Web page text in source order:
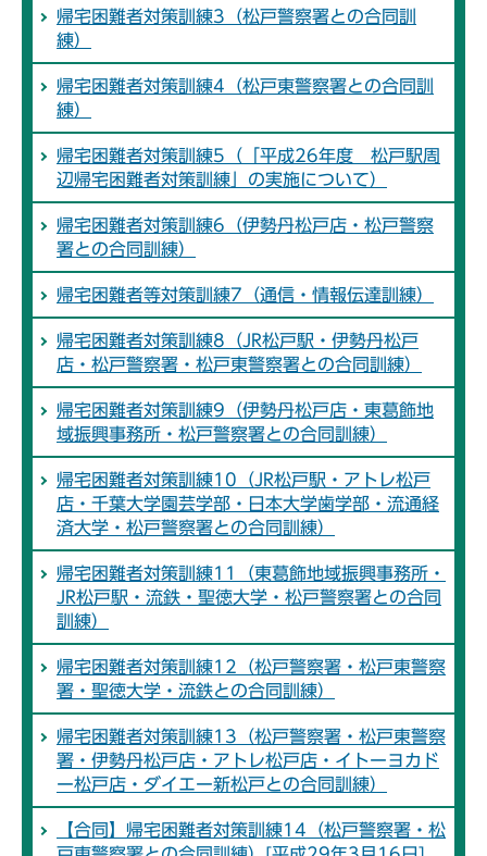
帰宅困難者対策訓練3（松戸警察署との合同訓
練）
帰宅困難者対策訓練4（松戸東警察署との合同訓
練）
帰宅困難者対策訓練5（「平成26年度 松戸駅周
辺帰宅困難者対策訓練」の実施について）
帰宅困難者対策訓練6（伊勢丹松戸店・松戸警察
署との合同訓練）
帰宅困難者等対策訓練7（通信・情報伝達訓練）
帰宅困難者対策訓練8（JR松戸駅・伊勢丹松戸
店・松戸警察署・松戸東警察署との合同訓練）
帰宅困難者対策訓練9（伊勢丹松戸店・東葛飾地
域振興事務所・松戸警察署との合同訓練）
帰宅困難者対策訓練10（JR松戸駅・アトレ松戸
店・千葉大学園芸学部・日本大学歯学部・流通経
済大学・松戸警察署との合同訓練）
帰宅困難者対策訓練11（東葛飾地域振興事務所・
JR松戸駅・流鉄・聖徳大学・松戸警察署との合同
訓練）
帰宅困難者対策訓練12（松戸警察署・松戸東警察
署・聖徳大学・流鉄との合同訓練）
帰宅困難者対策訓練13（松戸警察署・松戸東警察
署・伊勢丹松戸店・アトレ松戸店・イトーヨカド
ー松戸店・ダイエー新松戸との合同訓練）
【合同】帰宅困難者対策訓練14（松戸警察署・松